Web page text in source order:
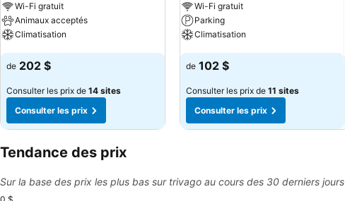
Wi-Fi gratuit
Animaux acceptés
Climatisation
Consulter les prix
de 202 $
Consulter les prix de 14 sites
Consulter les prix
Wi-Fi gratuit
Parking
Climatisation
Consulter les prix
de 102 $
Consulter les prix de 11 sites
Consulter les prix
Tendance des prix
Sur la base des prix les plus bas sur trivago au cours des 30 derniers jours